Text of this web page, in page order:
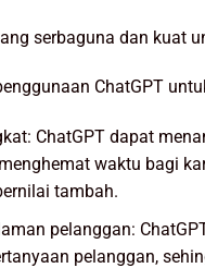
serbaguna dan kuat
ChatGPT
ChatGPT dapat
waktu bagi
tambah.
pelanggan:
pelanggan,